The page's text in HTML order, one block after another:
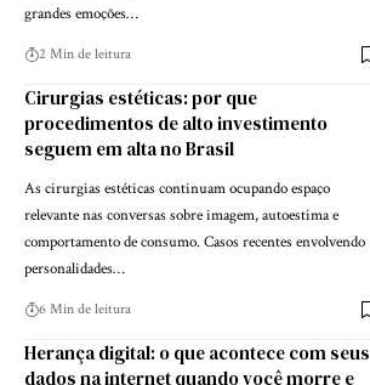
grandes emoções…
2 Min de leitura
Cirurgias estéticas: por que
procedimentos de alto investimento
seguem em alta no Brasil
As cirurgias estéticas continuam ocupando espaço
relevante nas conversas sobre imagem, autoestima e
comportamento de consumo. Casos recentes envolvendo
personalidades…
6 Min de leitura
Herança digital: o que acontece com seus
dados na internet quando você morre e